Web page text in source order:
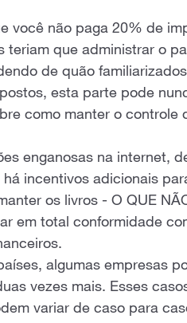
você não paga 20% de
teriam que administrar o
de quão
esta parte pode
como manter o controle
enganosas na internet,
incentivos adicionais
os livros - O QUE
em total conformidade
algumas empresas
vezes mais. Esses
variar de caso para